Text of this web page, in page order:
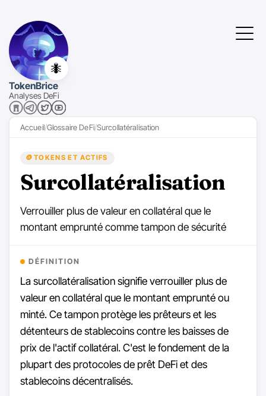
🐜
TokenBrice
Analyses DeFi
Accueil Glossaire DeFi Surcollatéralisation
🪙 TOKENS ET ACTIFS
Surcollatéralisation
Verrouiller plus de valeur en collatéral que le
montant emprunté comme tampon de sécurité
DÉFINITION
La surcollatéralisation signifie verrouiller plus de
valeur en collatéral que le montant emprunté ou
minté. Ce tampon protège les prêteurs et les
détenteurs de stablecoins contre les baisses de
prix de l'actif collatéral. C'est le fondement de la
plupart des protocoles de prêt DeFi et des
stablecoins décentralisés.